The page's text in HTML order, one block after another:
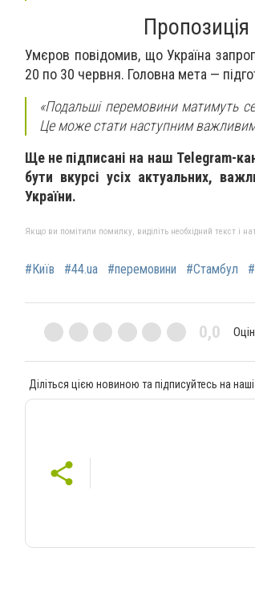
Пропозиція
Умєров повідомив, що Україна
20 по 30 червня. Головна мета —
«Подальші перемовини матимуть
Це може стати наступним
Ще не підписані на наш Telegram-
бути вкурсі усіх актуальних,
України.
Якщо ви помітили помилку, виділіть необхідний текст і
#Київ #44.ua #перемовини #Стамбул
0,0
Діліться цією новиною та підписуйтесь на